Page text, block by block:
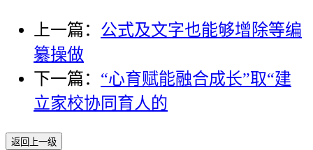
上一篇： 公式及文字也能够增除等编
纂操做
下一篇： “心育赋能融合成长”取“建
立家校协同育人的
返回上一级